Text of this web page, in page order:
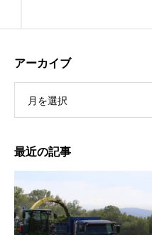
アーカイブ
月を選択
最近の記事